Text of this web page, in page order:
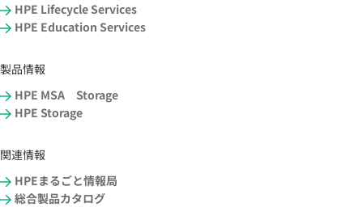
HPE Lifecycle Services
HPE Education Services
製品情報
HPE MSA Storage
HPE Storage
関連情報
HPEまるごと情報局
総合製品カタログ